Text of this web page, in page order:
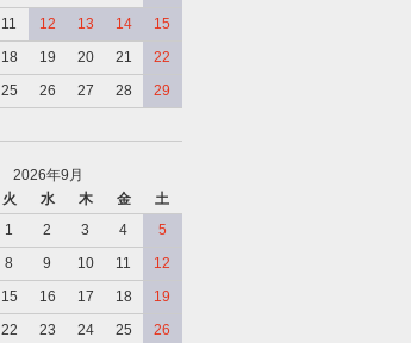
11 12 13 14
15
18 19 20 21
22
25 26 27 28
29
2026年9月
火 水 木 金
土
1
2 3 4
5
8 9 10 11
12
15 16 17 18
19
22 23 24 25 26